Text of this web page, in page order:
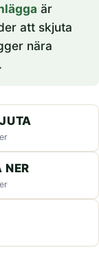
är
att skjuta
nära
NER